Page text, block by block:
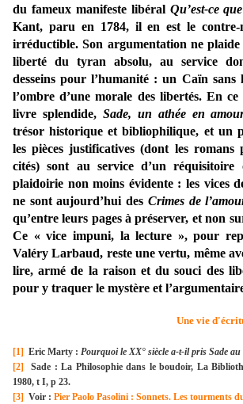
du fameux manifeste libéral Qu’est-ce
Kant, paru en 1784, il en est le contre-
irréductible. Son argumentation ne plaide
liberté du tyran absolu, au service
desseins pour l’humanité : un Caïn sans
l’ombre d’une morale des libertés. En ce
livre splendide, Sade, un athée en
trésor historique et bibliophilique, et un
les pièces justificatives (dont les romans
cités) sont au service d’un réquisitoire
plaidoirie non moins évidente : les vices
ne sont aujourd’hui des Crimes de
qu’entre leurs pages à préserver, et non
Ce « vice impuni, la lecture », pour
Valéry Larbaud, reste une vertu, même
lire, armé de la raison et du souci des
pour y traquer le mystère et
Une vie
[1] Eric Marty : Pourquoi le XX° siècle a-t-il pris Sade au
[2]
Sade : La Philosophie dans le boudoir, La
1980, t I, p 23.
[3] Voir : Pier Paolo Pasolini : Sonnets. Les tourments